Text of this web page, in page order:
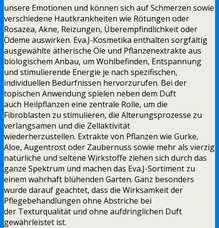
unsere Emotionen und können sich auf Schmerzen sowie
verschiedene Hautkrankheiten wie Rötungen oder
Rosazea, Akne, Reizungen, Überempfindlichkeit oder
Ödeme auswirken. Eva.J-Kosmetika enthalten sorgfältig
ausgewählte ätherische Öle und Pflanzenextrakte aus
biologischem Anbau, um Wohlbefinden, Entspannung
und stimulierende Energie je nach spezifischen,
individuellen Bedürfnissen hervorzurufen. Bei der
topischen Anwendung spielen neben dem Duft
auch Heilpflanzen eine zentrale Rolle, um die
Fibroblasten zu stimulieren, die Alterungsprozesse zu
verlangsamen und die Zellaktivität
wiederherzustellen. Extrakte von Pflanzen wie Gurke,
Aloe, Augentrost oder Zaubernuss sowie mehr als vierzig
natürliche und seltene Wirkstoffe ziehen sich durch das
ganze Spektrum und machen das Eva.J-Sortiment zu
einem wahrhaft blühenden Garten. Ganz besonders
wurde darauf geachtet, dass die Wirksamkeit der
Pflegebehandlungen ohne Abstriche bei
der Texturqualität und ohne aufdringlichen Duft
gewährleistet ist.